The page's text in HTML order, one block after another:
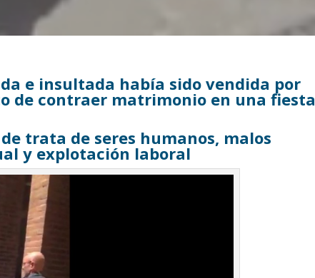
e insultada había sido vendida por
de contraer matrimonio en una fiesta
trata de seres humanos, malos
y explotación laboral